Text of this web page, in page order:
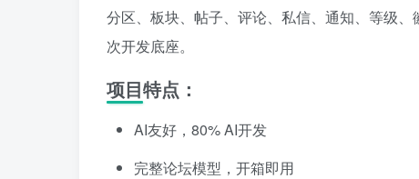
分区、板块、帖子、评论、私信、通知、等级
次开发底座。
项目特点：
AI友好，80% AI开发
完整论坛模型，开箱即用